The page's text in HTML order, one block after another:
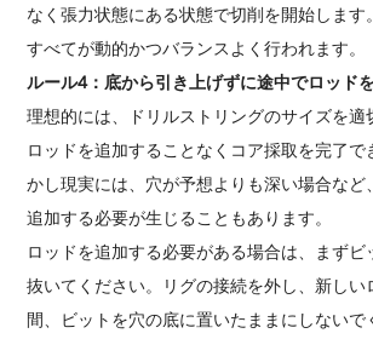
なく張力状態にある状態で切削を開始します
すべてが動的かつバランスよく行われます。
ルール4：底から引き上げずに途中でロッド
理想的には、ドリルストリングのサイズを適
ロッドを追加することなくコア採取を完了で
かし現実には、穴が予想よりも深い場合など
追加する必要が生じることもあります。
ロッドを追加する必要がある場合は、まずビ
抜いてください。リグの接続を外し、新しい
間、ビットを穴の底に置いたままにしないで